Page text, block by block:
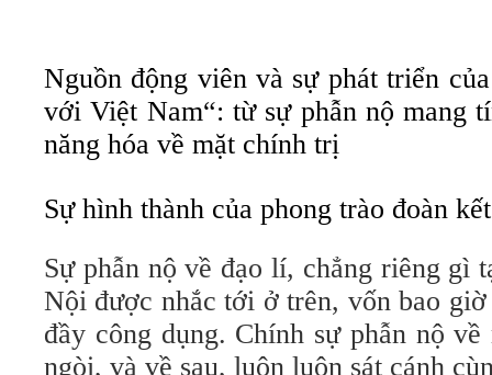
Nguồn động viên và sự phát triển
với Việt Nam“: từ sự phẫn nộ mang
năng hóa về mặt chính trị
Sự hình thành của phong trào đoàn
Sự phẫn nộ về đạo lí, chẳng riêng gì
Nội được nhắc tới ở trên, vốn bao
đầy công dụng. Chính sự phẫn nộ
ngòi, và về sau, luôn luôn sát cánh